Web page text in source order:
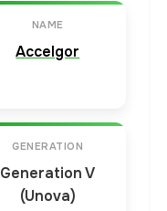
NAME
Accelgor
GENERATION
Generation V
(Unova)